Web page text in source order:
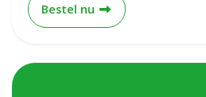
Bestel nu OlymPas 3 maanden